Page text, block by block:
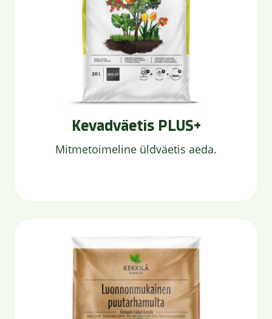
Kevadväetis PLUS+
Mitmetoimeline üldväetis aeda.